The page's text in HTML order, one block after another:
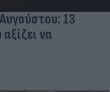
13
να